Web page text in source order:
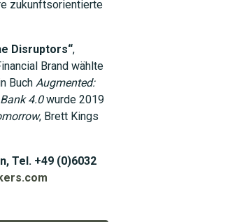
zukunftsorientierte
Disruptors“,
Brand wählte
Buch Augmented:
Bank 4.0wurde 2019
, Brett Kings
Tel. +49 (0)6032